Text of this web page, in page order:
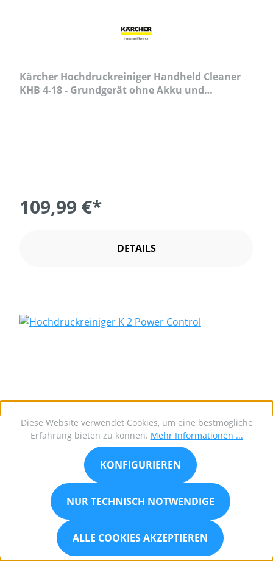
Kärcher Hochdruckreiniger Handheld Cleaner
KHB 4-18 - Grundgerät ohne Akku und
109,99 €*
DETAILS
Kärcher Hochdruckreiniger K 2 Power Control
Diese Website verwendet Cookies, um eine bestmögliche
Erfahrung bieten zu können. Mehr Informationen ...
NUR TECHNISCH NOTWENDIGE
KONFIGURIEREN
ALLE COOKIES AKZEPTIEREN